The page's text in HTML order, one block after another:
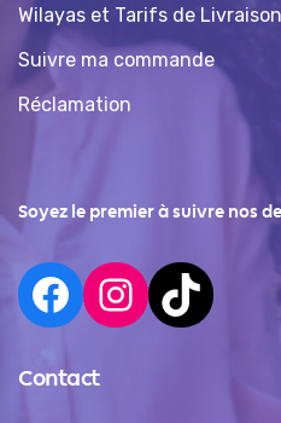
Wilayas et Tarifs de Livraison
Suivre ma commande
Réclamation
Soyez le premier à suivre nos
Contact